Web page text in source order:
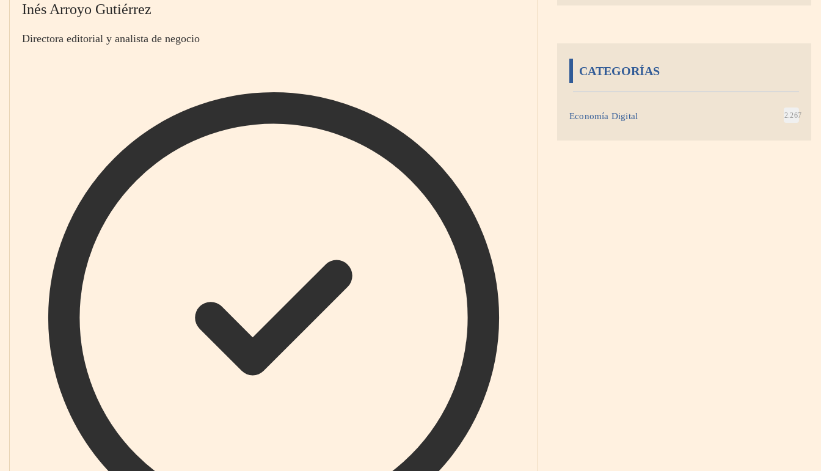
Inés Arroyo Gutiérrez
Directora editorial y analista de negocio
CATEGORÍAS
Economía Digital 2.267